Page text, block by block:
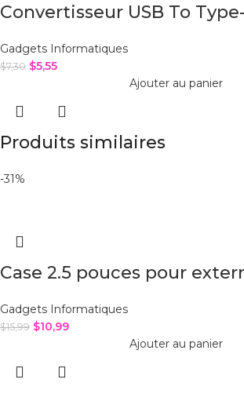
Convertisseur USB To
Gadgets Informatiques
$7,30 $5,55
Ajouter au panier
Produits similaires
-31%
Case 2.5 pouces pour
Gadgets Informatiques
$15,99 $10,99
Ajouter au panier